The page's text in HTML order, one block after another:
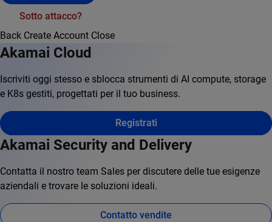
Sotto attacco?
Back Create Account Close
Akamai Cloud
Iscriviti oggi stesso e sblocca strumenti di AI compute, storage
e K8s gestiti, progettati per il tuo business.
Registrati
Akamai Security and Delivery
Contatta il nostro team Sales per discutere delle tue esigenze
aziendali e trovare le soluzioni ideali.
Contatto vendite